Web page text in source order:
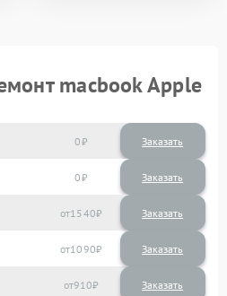
macbook Apple
0 Заказать
0 Заказать
1540
1090
910